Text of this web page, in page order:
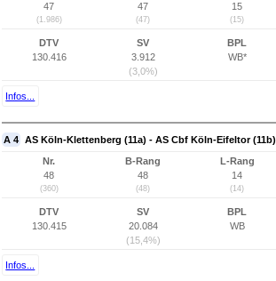
47
(1.986)
47
(47)
15
(15)
DTV
130.416
SV
3.912
(3,0%)
BPL
WB*
Infos...
A 4 AS Köln-Klettenberg (11a) - AS Cbf Köln-Eifeltor (11b)
Nr.
48
(360)
B-Rang
48
(48)
L-Rang
14
(14)
DTV
130.415
SV
20.084
(15,4%)
BPL
WB
Infos...